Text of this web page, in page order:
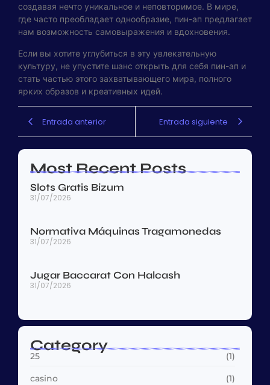
создавая нечто уникальное и неповторимое. В мире,
где часто преобладает однообразие, пин-ап предлагает
нам возможность самовыражения и вдохновения.
Если вы хотите углубиться в эту увлекательную
культуру, не упустите шанс открыть для себя пин-ап и
стать частью этого захватывающего мира, полного
ярких образов и креативных идей.
Entrada anterior Entrada siguiente
Most Recent Posts
Slots Gratis Bizum
31/07/2026
Normativa Máquinas Tragamonedas
31/07/2026
Jugar Baccarat Con Halcash
31/07/2026
Category
25 (1)
casino (1)